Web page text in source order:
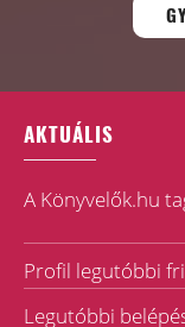
AKTUÁLIS
A Könyvelők.hu
Profil legutóbbi
Legutóbbi